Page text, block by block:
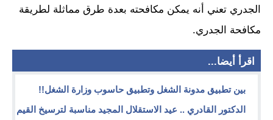
الجدري تعني أنه يمكن مكافحته بعدة طرق مماثلة لطريقة
مكافحة الجدري.
اقرأ أيضا...
بين تطبيق مدونة الشغل وتطبيق حاسوب وزارة الشغل!!
الدكتور القادري .. عيد الاستقلال المجيد مناسبة لترسيخ القيم